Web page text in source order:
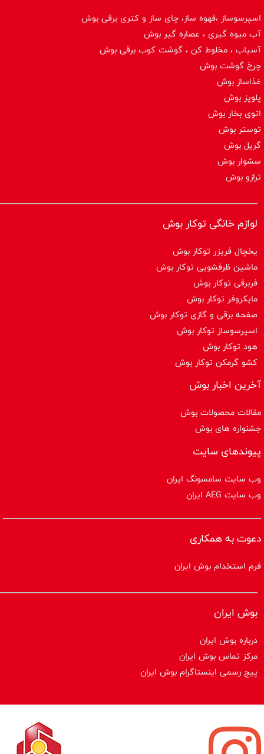
اسپرسوساز ،قهوه ساز، چای ساز و کتری برقی بوش
آب میوه گیری ، عصاره گیر بوش
آسیاب ، مخلوط کن ، گوشت کوب برقی بوش
چرخ گوشت بوش
غذاساز بوش
پلوپز بوش
اتوی بخار بوش
توستر بوش
گریل بوش
سشوار بوش
ترازو بوش
لوازم خانگی توکار بوش
یخچال فریزر توکار بوش
ماشین ظرفشویی توکار بوش
فربرقی توکار بوش
مایکروفر توکار بوش
صفحه برقی و گازی توکار بوش
اسپرسوساز توكار بوش
هود توکار بوش
کشو گرمکن توکار بوش
آخرین اخبار بوش
مقالات محصولات بوش
جشنواره های بوش
پیوندهای سایت
وب سایت سامسونگ ایران
وب سایت AEG ایران
دعوت به همکاری
فرم استخدام بوش ایران
بوش ایران
درباره بوش ایران
مرکز تماس بوش ایران
پیج رسمی اینستاگرام بوش ایران